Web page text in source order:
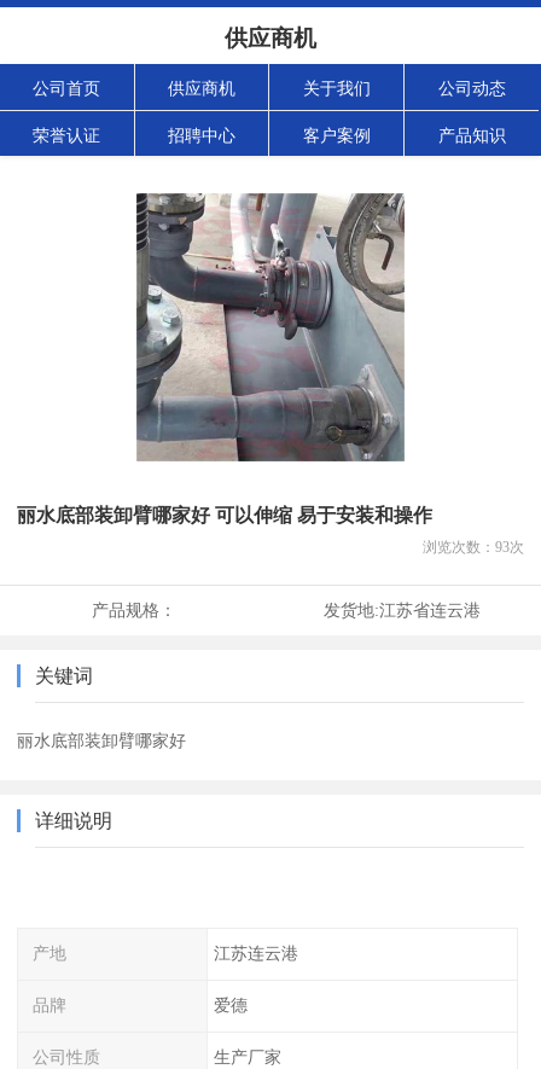
供应商机
公司首页 供应商机 关于我们 公司动态
荣誉认证 招聘中心 客户案例 产品知识
丽水底部装卸臂哪家好 可以伸缩 易于安装和操作
浏览次数： 93次
产品规格： 发货地:江苏省连云港
关键词
丽水底部装卸臂哪家好
详细说明
产地 江苏连云港
品牌 爱德
公司性质 生产厂家